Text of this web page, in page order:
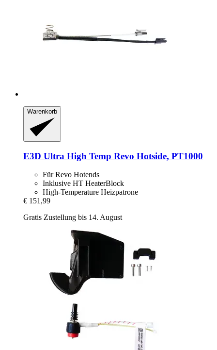
Warenkorb
E3D Ultra High Temp Revo Hotside, PT1000
Für Revo Hotends
Inklusive HT HeaterBlock
High-Temperature Heizpatrone
€ 151,99
Gratis Zustellung bis 14. August